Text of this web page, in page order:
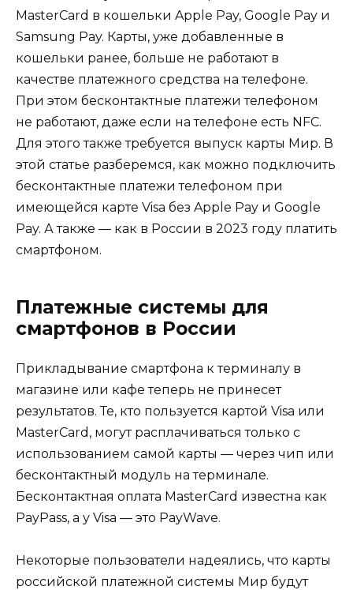
MasterCard в кошельки Apple Pay, Google Pay и
Samsung Pay. Карты, уже добавленные в
кошельки ранее, больше не работают в
качестве платежного средства на телефоне.
При этом бесконтактные платежи телефоном
не работают, даже если на телефоне есть NFC.
Для этого также требуется выпуск карты Мир. В
этой статье разберемся, как можно подключить
бесконтактные платежи телефоном при
имеющейся карте Visa без Apple Pay и Google
Pay. А также — как в России в 2023 году платить
смартфоном.
Платежные системы для
смартфонов в России
Прикладывание смартфона к терминалу в
магазине или кафе теперь не принесет
результатов. Те, кто пользуется картой Visa или
MasterCard, могут расплачиваться только с
использованием самой карты — через чип или
бесконтактный модуль на терминале.
Бесконтактная оплата MasterCard известна как
PayPass, а у Visa — это PayWave.
Некоторые пользователи надеялись, что карты
российской платежной системы Мир будут